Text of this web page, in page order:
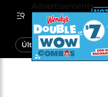
Última Hora Noticias
Advertisements